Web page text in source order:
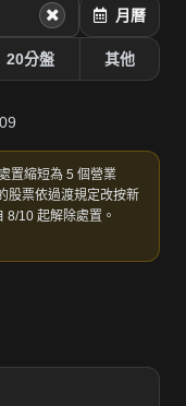
月曆
20分盤 其他
置縮短為 5 個營業
股票依過渡規定改按新
8/10 起解除處置。